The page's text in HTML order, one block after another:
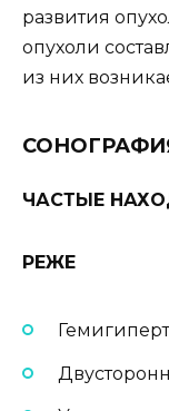
развития
опухоли
из них
ЧАСТЫЕ
РЕЖЕ